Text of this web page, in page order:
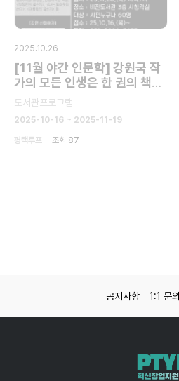
2025.10.26
[11월 야간 인문학] 강원국 작
가의 모든 인생은 한 권의 책이
다
도서관프로그램
2025-10-16 ~ 2025-11-19
평택루프 조회 87
공지사항 1:1 문의